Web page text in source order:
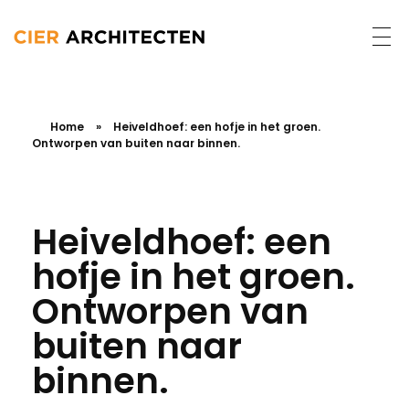
Home »
Heiveldhoef: een hofje in het groen.
Ontworpen van buiten naar binnen.
Heiveldhoef: een
hofje in het groen.
Ontworpen van
buiten naar
binnen.